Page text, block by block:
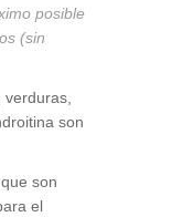
posible
(sin
verduras,
son
son
el